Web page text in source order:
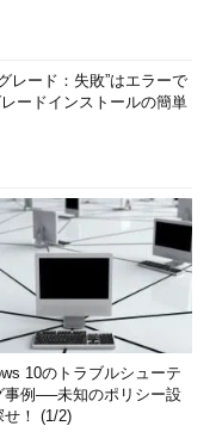
レード：失敗”はエラーで
ードインストールの簡単
10のトラブルシューテ
事例──未知のポリシー設
せ！ (1/2)